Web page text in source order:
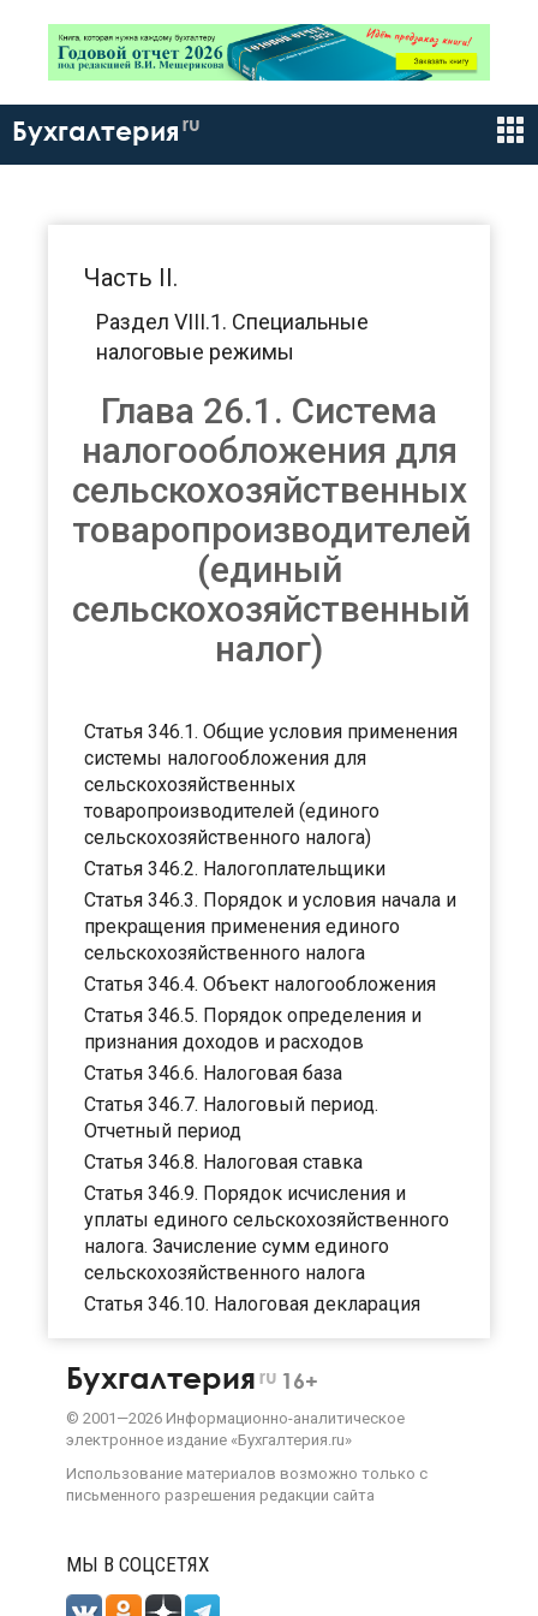
Бухгалтерия ru
Часть II.
Раздел VIII.1. Специальные
налоговые режимы
Глава 26.1. Система
налогообложения для
сельскохозяйственных
товаропроизводителей
(единый
сельскохозяйственный
налог)
Статья 346.1. Общие условия применения
системы налогообложения для
сельскохозяйственных
товаропроизводителей (единого
сельскохозяйственного налога)
Статья 346.2. Налогоплательщики
Статья 346.3. Порядок и условия начала и
прекращения применения единого
сельскохозяйственного налога
Статья 346.4. Объект налогообложения
Статья 346.5. Порядок определения и
признания доходов и расходов
Статья 346.6. Налоговая база
Статья 346.7. Налоговый период.
Отчетный период
Статья 346.8. Налоговая ставка
Статья 346.9. Порядок исчисления и
уплаты единого сельскохозяйственного
налога. Зачисление сумм единого
сельскохозяйственного налога
Статья 346.10. Налоговая декларация
Бухгалтерия ru 16+
© 2001—2026 Информационно-аналитическое
электронное издание «Бухгалтерия.ru»
Использование материалов возможно только с
письменного разрешения редакции сайта
МЫ В СОЦСЕТЯХ